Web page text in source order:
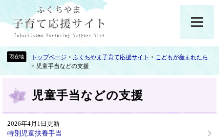
先
す
を
し
トップページ >ふくちやま子育て応援サイト > こどもが産まれたら
> 児童手当などの支援
文
児童手当などの支援
2026年4月1日更新
特別児童扶養手当